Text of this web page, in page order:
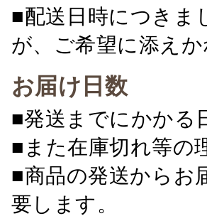
■配送日時につきま
が、ご希望に添え
お届け日数
■発送までにかかる
■また在庫切れ等の
■商品の発送からお
要します。